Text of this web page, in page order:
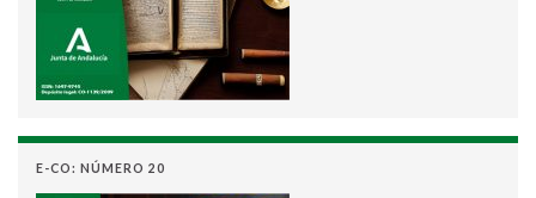
E-CO: NÚMERO 20